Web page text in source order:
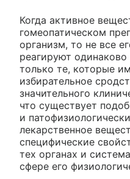
Когда активное
гомеопатическом
организм, то не все
реагируют
только те, которые
избирательное
значительного
что существует
и
лекарственное
специфические
тех органах и
сфере его